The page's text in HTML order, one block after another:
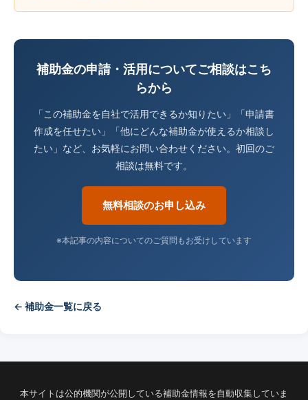
補助金の申請・活用についてご相談はこち
らから
「この補助金を自社で活用できるか知りたい」「申請書
作成を任せたい」「他にどんな補助金が使えるか相談し
たい」など、お気軽にお問い合わせください。初回のご
相談は無料です。
無料相談のお申し込み
※本記事の内容についてのご質問もお受けしています
← 補助金一覧に戻る
本サイトは公的機関が公開している補助金情報を自動収集していま